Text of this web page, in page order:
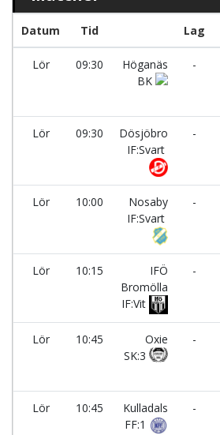
Datum Tid Lag
Lör 09:30
Höganäs
BK
-
Lör 09:30
Dösjöbro
IF:Svart
-
Lör 10:00
Nosaby
IF:Svart
-
Lör 10:15
IFÖ
Bromölla
IF:Vit
-
Lör 10:45
Oxie
SK:3
-
Lör 10:45
Kulladals
FF:1
-